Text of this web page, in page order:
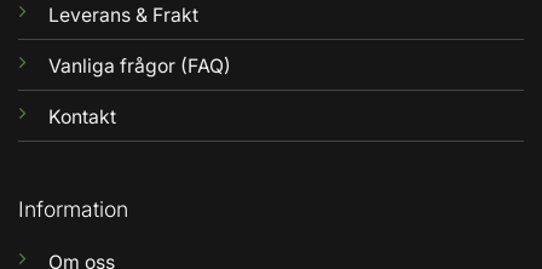
Leverans & Frakt
Vanliga frågor (FAQ)
Kontakt
Information
Om oss